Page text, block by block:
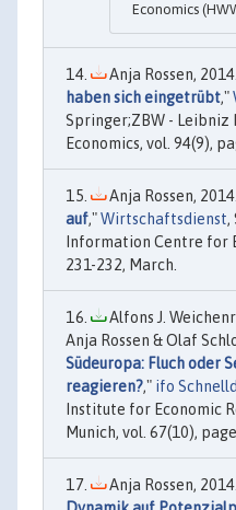
Economics
Anja Rossen,
haben sich eingetrübt,"
Springer;ZBW -
Economics, vol. 94(9),
Anja Rossen,
auf,"Wirtschaftsdienst,
Information Centre for
231-232, March.
Alfons J.
Anja Rossen & Olaf
Südeuropa: Fluch oder
reagieren?," ifo
Institute for Economic
Munich, vol. 67(10),
Anja Rossen,